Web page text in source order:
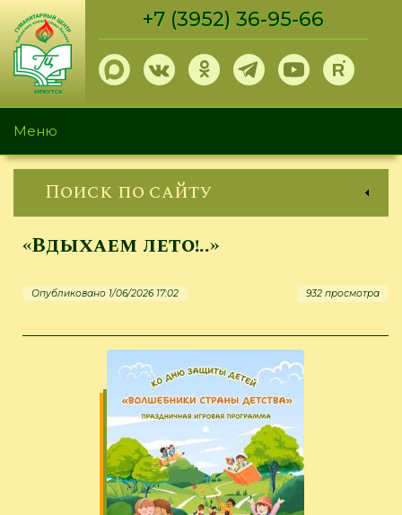
Перейти
основному
содержанию
+7 (3952) 36-95-66
Меню
Поиск по сайту
«Вдыхаем лето!..»
Опубликовано 1/06/2026 17:02 932 просмотра